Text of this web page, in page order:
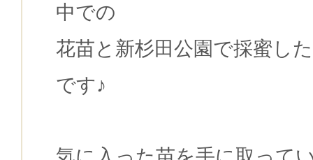
中での
花苗と新杉田公園で採蜜し
です♪